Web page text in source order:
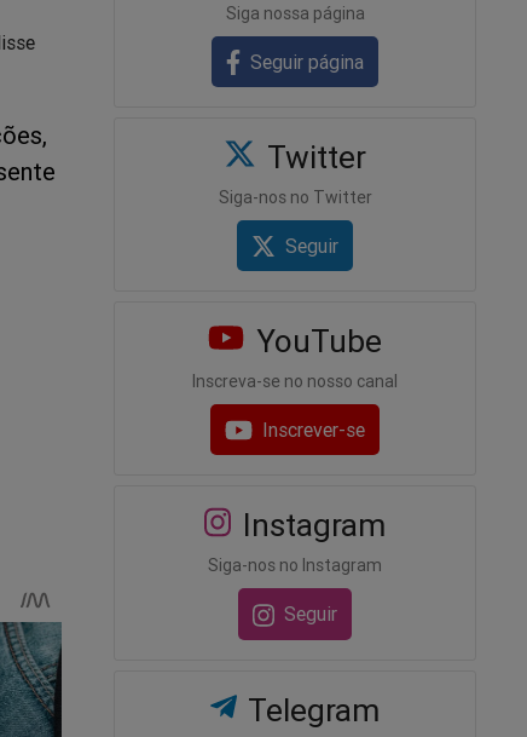
Siga nossa página
Seguir página
Twitter
Siga-nos no Twitter
Seguir
YouTube
Inscreva-se no nosso canal
Inscrever-se
Instagram
Siga-nos no Instagram
Seguir
Telegram